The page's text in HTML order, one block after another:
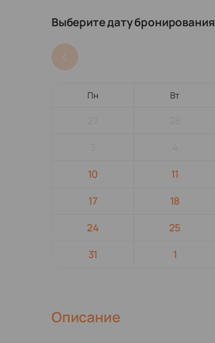
Выберите дату бронирования
Пн Вт
10
11
17
18
24
25
31
1
Описание